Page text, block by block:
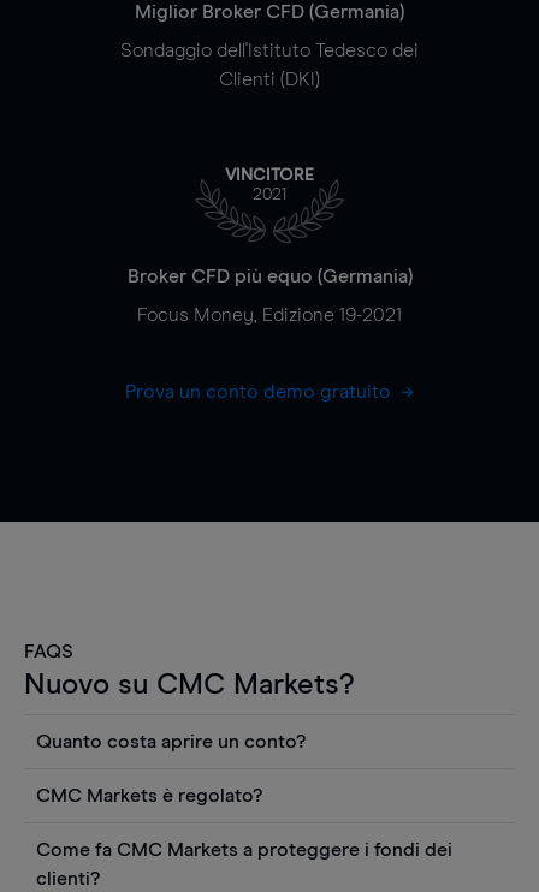
Miglior Broker CFD (Germania)
Sondaggio dell'Istituto Tedesco dei
Clienti (DKI)
VINCITORE
2021
Broker CFD più equo (Germania)
Focus Money, Edizione 19-2021
Prova un conto demo gratuito
FAQS
Nuovo su CMC Markets?
Quanto costa aprire un conto?
Puoi anche visualizzare gratuitamente i prezzi e
utilizzare strumenti come grafici, notizie Reuters
o rapporti quantitativi sui titoli azionari di
CMC Markets è regolato?
regolamentato dall'Autorità federale tedesca di
Come fa CMC Markets a proteggere i fondi dei
clienti?